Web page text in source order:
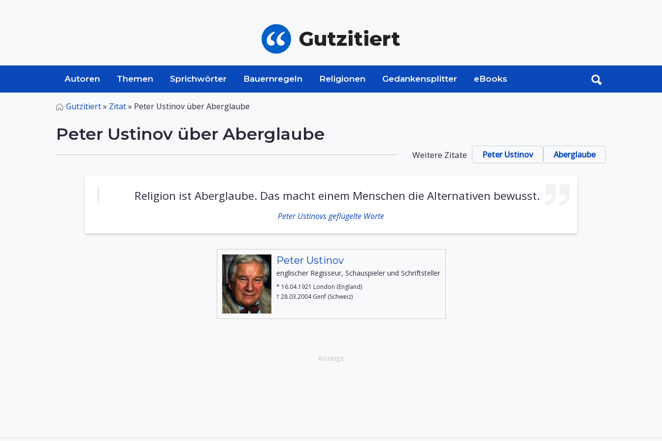
Gutzitiert
Autoren Themen Sprichwörter Bauernregeln Religionen Gedankensplitter eBooks
Gutzitiert» Zitat» Peter Ustinov über Aberglaube
Peter Ustinov über Aberglaube
Weitere Zitate Peter Ustinov Aberglaube
Religion ist Aberglaube. Das macht einem Menschen die Alternativen bewusst.
Peter Ustinovs geflügelte Worte
Peter Ustinov
englischer Regisseur, Schauspieler und Schriftsteller
* 16.04.1921 London (England)
† 28.03.2004 Genf (Schweiz)
Anzeige